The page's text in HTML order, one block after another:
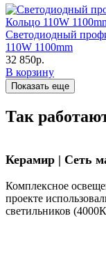
Светодиодный
110W 1100mm
32 850р.
В корзину
Показать еще
Так
Керамир | Сеть
Комплексное
проекте
светильников